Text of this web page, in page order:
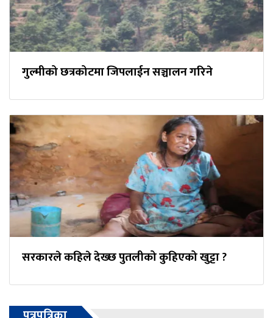
गुल्मीको छत्रकोटमा जिपलाईन सञ्चालन गरिने
सरकारले कहिले देख्छ पुतलीको कुहिएको खुट्टा ?